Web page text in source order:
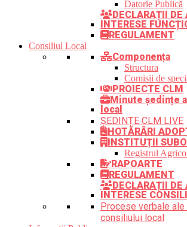
Datorie Publică
DECLARAȚII DE
INTERESE
REGULAMENT
Consiliul Local
Componența
Structura
Comisii de
PROIECTE CLM
Minute ședințe
local
ȘEDINȚE CLM LIVE
HOTĂRÂRI
INSTITUȚII
Registrul
RAPOARTE
REGULAMENT
DECLARAȚII DE
INTERESE
Procese verbale
consiliului local